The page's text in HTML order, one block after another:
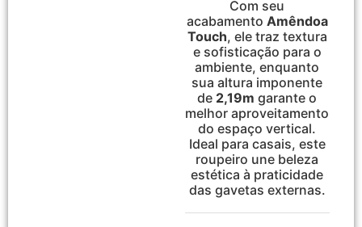
Com seu
acabamento Amêndoa
Touch, ele traz textura
e sofisticação para o
ambiente, enquanto
sua altura imponente
de 2,19m garante o
melhor aproveitamento
do espaço vertical.
Ideal para casais, este
roupeiro une beleza
estética à praticidade
das gavetas externas.